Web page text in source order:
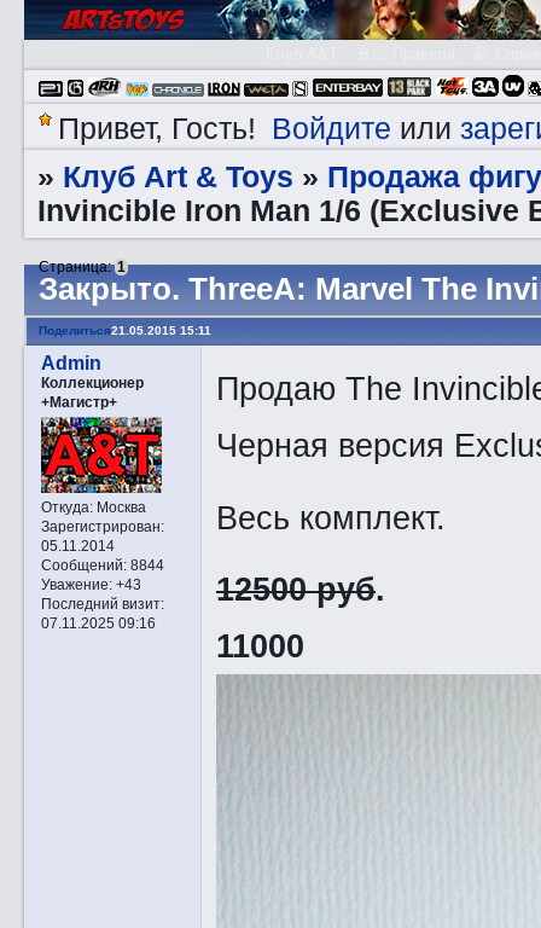
Привет, Гость! Войдите или
» Клуб Art & Toys » Продажа
Invincible Iron Man 1/6 (Exclusive
Закрытo. ThreeA: Marvel The
Страница:1
Поделиться21.05.2015 15:11
Admin
Коллекционер
+Магистр+
Откуда:Москва
Зарегистрирован:
05.11.2014
Сообщений:8844
Уважение: +43
Последний визит:
07.11.2025 09:16
Продаю The
Черная версия
Весь комплект.
12500 руб.
11000